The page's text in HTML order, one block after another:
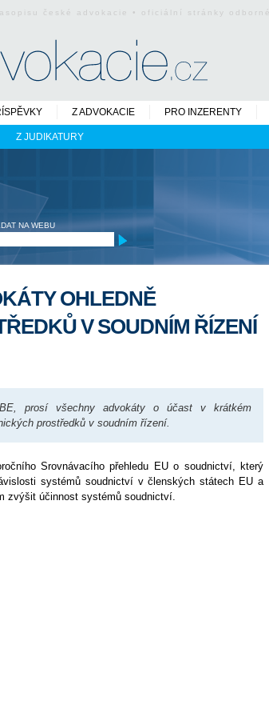
české advokacie • oficiální stránky
Z JUDIKATURY
Z ADVOKACIE PRO INZERENTY
NA WEBU
OHLEDNĚ
V SOUDNÍM ŘÍZENÍ
prosí všechny advokáty o účast v krátkém
prostředků v soudním řízení.
Srovnávacího přehledu EU o soudnictví, který
systémů soudnictví v členských státech EU a
zvýšit účinnost systémů soudnictví.